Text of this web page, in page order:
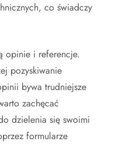
co świadczy
opinie i referencje.
pozyskiwanie
bywa trudniejsze
zachęcać
dzielenia się swoimi
formularze